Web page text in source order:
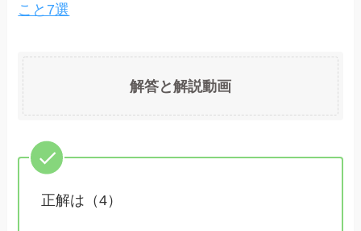
こと7選
解答と解説動画
正解は（4）